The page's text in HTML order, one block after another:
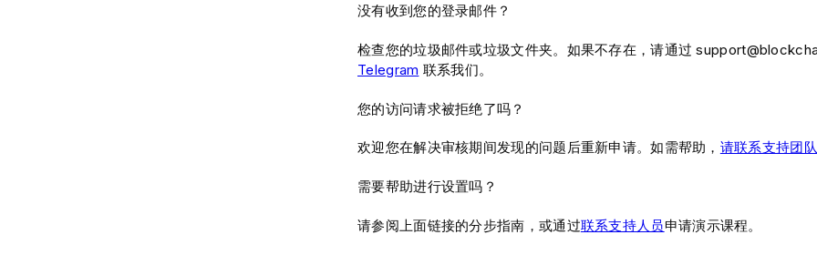
没有收到您的登录邮件？
检查您的垃圾邮件或垃圾文件夹。如果不存在，请通过
Telegram 联系我们。
您的访问请求被拒绝了吗？
欢迎您在解决审核期间发现的问题后重新申请。如需帮助， 请联系支持团队
需要帮助进行设置吗？
请参阅上面链接的分步指南，或通过联系支持人员申请演示课程。